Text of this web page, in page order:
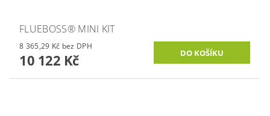
FLUEBOSS® MINI KIT
8 365,29 Kč bez DPH
10 122 Kč